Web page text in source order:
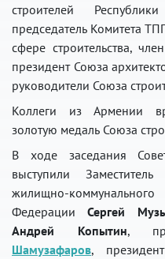
строителей
председатель Комитета
сфере строительства,
президент Союза
руководители Союза
Коллеги из Армении
золотую медаль Союза
В ходе заседания
выступили
жилищно-
ФедерацииСергей
Андрей Копытин,
Шамузафаров,